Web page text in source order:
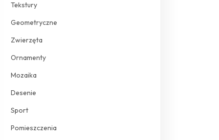
Tekstury
Geometryczne
Zwierzęta
Ornamenty
Mozaika
Desenie
Sport
Pomieszczenia